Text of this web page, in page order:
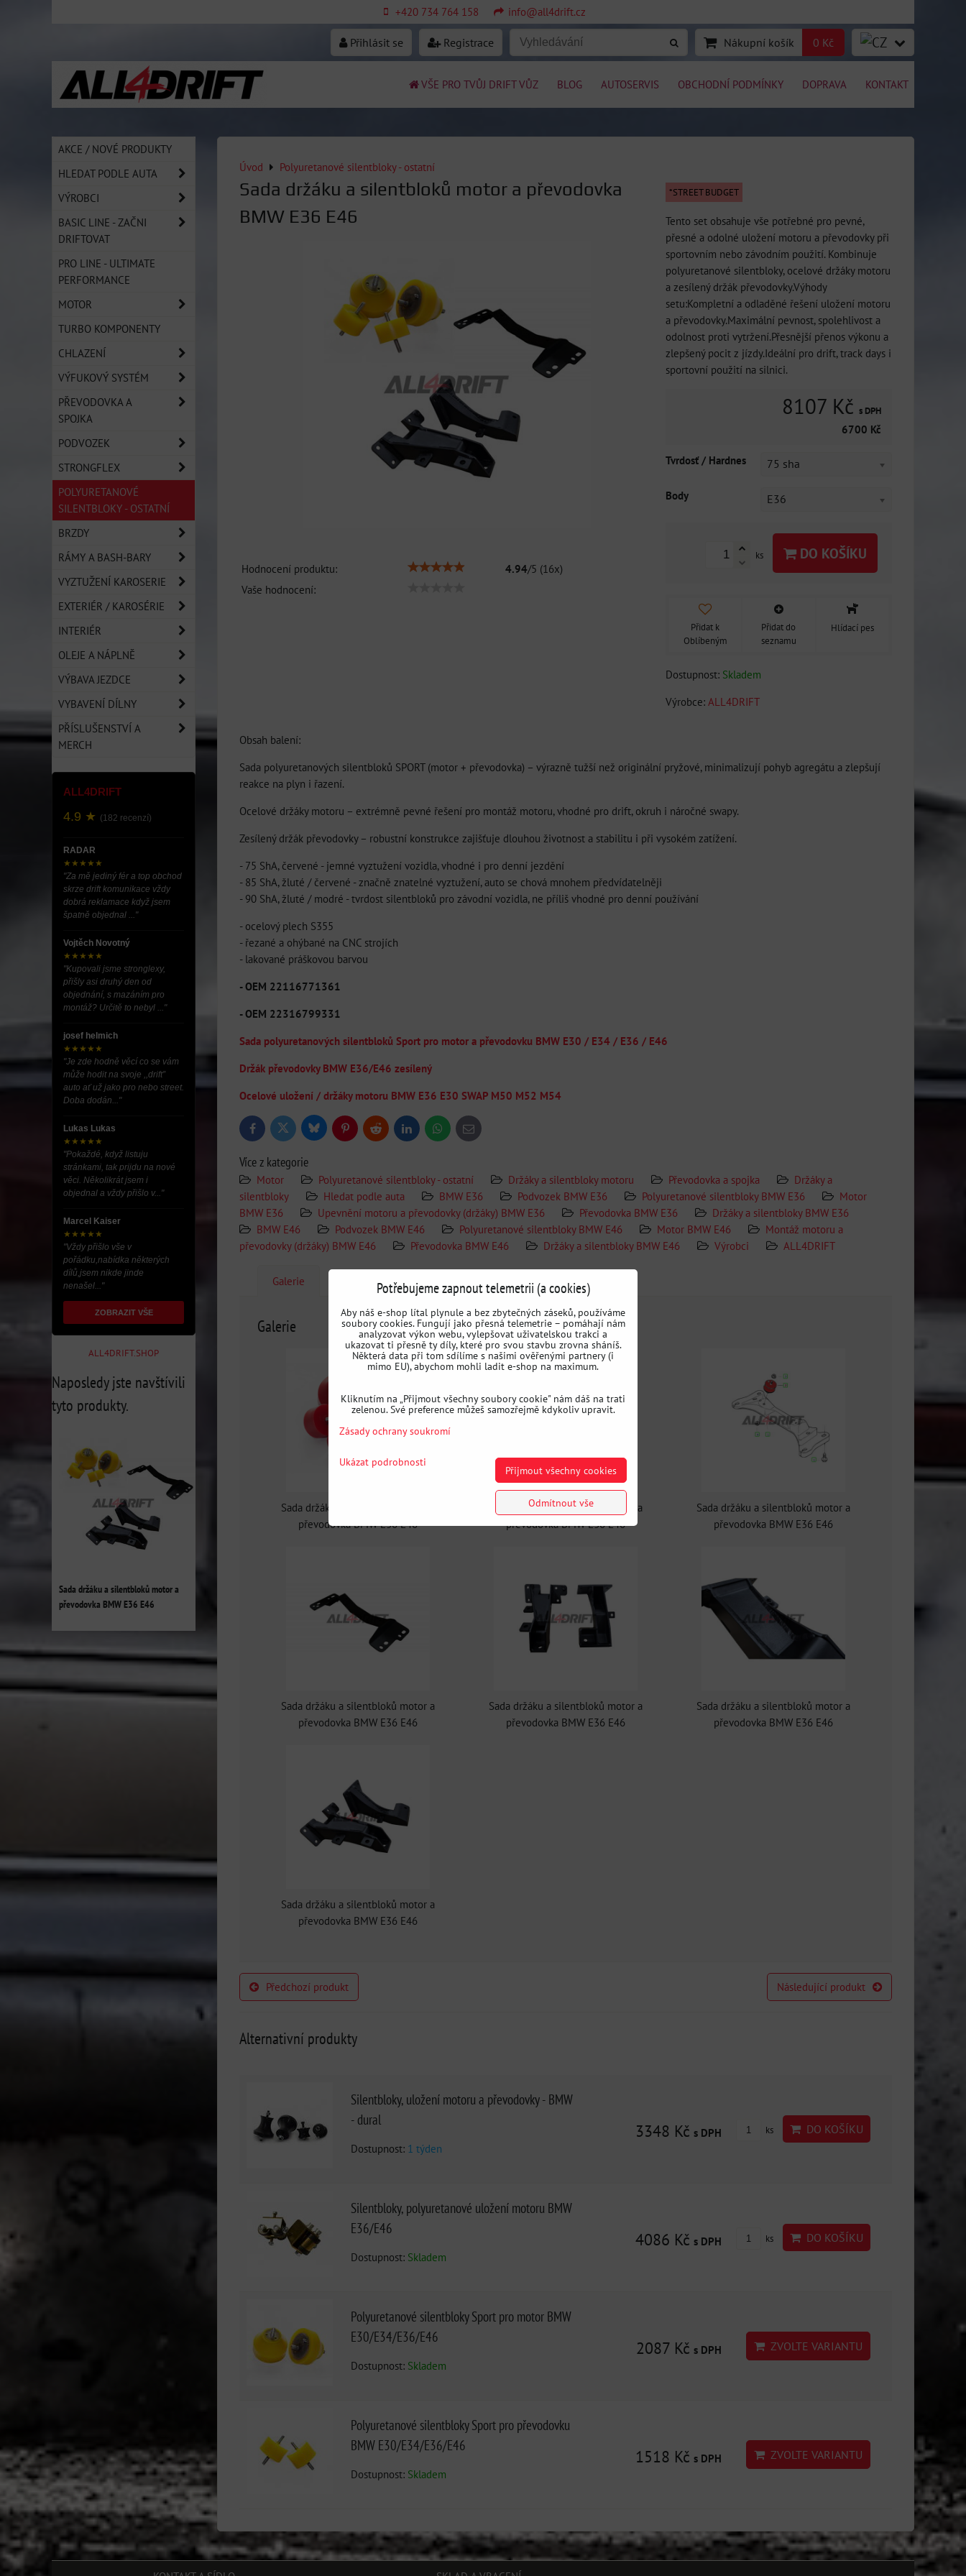
+420 734 764 158 info@all4drift.cz
Přihlásit se Registrace Nákupní košík 0 Kč
VŠE PRO TVŮJ DRIFT VŮZ BLOG AUTOSERVIS OBCHODNÍ PODMÍNKY DOPRAVA KONTAKT
Úvod Polyuretanové silentbloky - ostatní
Sada držáku a silentbloků motor a převodovka
BMW E36 E46
Hodnocení produktu: 4.94/5 (16x)
Vaše hodnocení:
*STREET BUDGET
Tento set obsahuje vše potřebné pro pevné,
přesné a odolné uložení motoru a převodovky při
sportovním nebo závodním použití. Kombinuje
polyuretanové silentbloky, ocelové držáky motoru
a zesílený držák převodovky.Výhody
setu:Kompletní a odladěné řešení uložení motoru
a převodovky.Maximální pevnost, spolehlivost a
odolnost proti vytržení.Přesnější přenos výkonu a
zlepšený pocit z jízdy.Ideální pro drift, track days i
sportovní použití na silnici.
8107 Kč s DPH
6700 Kč
Tvrdosť / Hardnes 75 sha
Body E36
ks DO KOŠÍKU
Přidat k
Oblíbeným
Přidat do
seznamu
Hlídací pes
Dostupnost: Skladem
Výrobce: ALL4DRIFT
Obsah balení:
Sada polyuretanových silentbloků SPORT (motor + převodovka) – výrazně tužší než originální pryžové, minimalizují pohyb agregátu a zlepšují
reakce na plyn i řazení.
Ocelové držáky motoru – extrémně pevné řešení pro montáž motoru, vhodné pro drift, okruh i náročné swapy.
Zesílený držák převodovky – robustní konstrukce zajišťuje dlouhou životnost a stabilitu i při vysokém zatížení.
- 75 ShA, červené - jemné vyztužení vozidla, vhodné i pro denní jezdění
- 85 ShA, žluté / červené - značně znatelné vyztužení, auto se chová mnohem předvídatelněji
- 90 ShA, žluté / modré - tvrdost silentbloků pro závodní vozidla, ne příliš vhodné pro denní používání
- ocelový plech S355
- řezané a ohýbané na CNC strojích
- lakované práškovou barvou
- OEM 22116771361
- OEM 22316799331
Sada polyuretanových silentbloků Sport pro motor a převodovku BMW E30 / E34 / E36 / E46
Držák převodovky BMW E36/E46 zesílený
Ocelové uložení / držáky motoru BMW E36 E30 SWAP M50 M52 M54
FacebookTwitter BlueskyPinterestReddit LinkedInWhatsApp
E-
mail
Více z kategorie
Motor Polyuretanové silentbloky - ostatní Držáky a silentbloky motoru Převodovka a spojka
Držáky a
silentbloky
Hledat podle auta BMW E36 Podvozek BMW E36 Polyuretanové silentbloky BMW E36
Motor
BMW E36
Upevnění motoru a převodovky (držáky) BMW E36 Převodovka BMW E36
Držáky a silentbloky BMW E36
BMW E46
Podvozek BMW E46 Polyuretanové silentbloky BMW E46 Motor BMW E46
Montáž motoru a
převodovky (držáky) BMW E46
Převodovka BMW E46 Držáky a silentbloky BMW E46 Výrobci ALL4DRIFT
Galerie Doplňující informace
Galerie
Sada držáku a silentbloků motor a
převodovka BMW E36 E46
Sada držáku a silentbloků motor a
převodovka BMW E36 E46
Sada držáku a silentbloků motor a
převodovka BMW E36 E46
Sada držáku a silentbloků motor a
převodovka BMW E36 E46
Sada držáku a silentbloků motor a
převodovka BMW E36 E46
Sada držáku a silentbloků motor a
převodovka BMW E36 E46
Sada držáku a silentbloků motor a
převodovka BMW E36 E46
Předchozí produkt Následující produkt
Alternativní produkty
Silentbloky, uložení motoru a převodovky - BMW
- dural
Dostupnost: 1 týden
3348 Kč s DPH ks DO KOŠÍKU
Silentbloky, polyuretanové uložení motoru BMW
E36/E46
Dostupnost: Skladem
4086 Kč s DPH ks DO KOŠÍKU
Polyuretanové silentbloky Sport pro motor BMW
E30/E34/E36/E46
Dostupnost: Skladem
2087 Kč s DPH ZVOLTE VARIANTU
Polyuretanové silentbloky Sport pro převodovku
BMW E30/E34/E36/E46
Dostupnost: Skladem
1518 Kč s DPH ZVOLTE VARIANTU
AKCE / NOVÉ PRODUKTY
HLEDAT PODLE AUTA
VÝROBCI
BASIC LINE - ZAČNI
DRIFTOVAT
PRO LINE - ULTIMATE
PERFORMANCE
MOTOR
TURBO KOMPONENTY
CHLAZENÍ
VÝFUKOVÝ SYSTÉM
PŘEVODOVKA A
SPOJKA
PODVOZEK
STRONGFLEX
POLYURETANOVÉ
SILENTBLOKY - OSTATNÍ
BRZDY
RÁMY A BASH-BARY
VYZTUŽENÍ KAROSERIE
EXTERIÉR / KAROSÉRIE
INTERIÉR
OLEJE A NÁPLNĚ
VÝBAVA JEZDCE
VYBAVENÍ DÍLNY
PŘÍSLUŠENSTVÍ A
MERCH
ALL4DRIFT
4.9 ★ (182 recenzí)
RADAR
★★★★★
"Za mě jediný fér a top obchod
skrze drift komunikace vždy
dobrá reklamace když jsem
špatně objednal ..."
Vojtěch Novotný
★★★★★
"Kupovali jsme stronglexy,
přišly asi druhý den od
objednání, s mazáním pro
montáž? Určitě to nebyl ..."
josef helmich
★★★★★
"Je zde hodně věcí co se vám
může hodit na svoje ,,drift”
auto ať už jako pro nebo street.
Doba dodán..."
Lukas Lukas
★★★★★
"Pokaždé, když listuju
stránkami, tak prijdu na nové
věci. Několikrát jsem i
objednal a vždy přišlo v..."
Marcel Kaiser
★★★★★
"Vždy přišlo vše v
pořádku,nabídka některých
dílů,jsem nikde jinde
nenašel..."
ZOBRAZIT VŠE
ALL4DRIFT.SHOP
Naposledy jste navštívili
tyto produkty.
Sada držáku a silentbloků motor a
převodovka BMW E36 E46
Potřebujeme zapnout telemetrii (a cookies)
Aby náš e-shop lítal plynule a bez zbytečných záseků, používáme
soubory cookies. Fungují jako přesná telemetrie – pomáhají nám
analyzovat výkon webu, vylepšovat uživatelskou trakci a
ukazovat ti přesně ty díly, které pro svou stavbu zrovna sháníš.
Některá data při tom sdílíme s našimi ověřenými partnery (i
mimo EU), abychom mohli ladit e-shop na maximum.
Kliknutím na „Přijmout všechny soubory cookie" nám dáš na trati
zelenou. Své preference můžeš samozřejmě kdykoliv upravit.
Zásady ochrany soukromí
Ukázat podrobnosti
Přijmout všechny cookies
Odmítnout vše